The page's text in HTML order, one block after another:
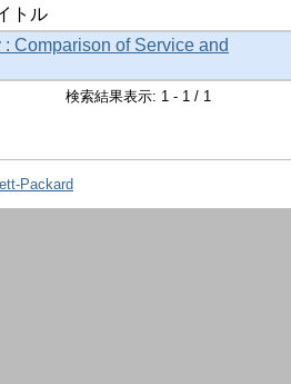
トル
Comparison of Service and
検索結果表示: 1 - 1 / 1
Packard